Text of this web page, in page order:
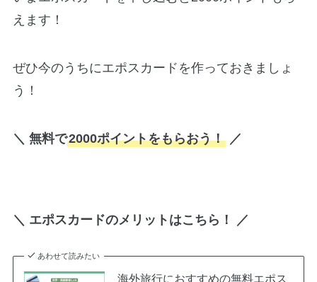
えます！
ぜひ今のうちにエポスカードを作っておきましょ
う！
＼ 無料で2000ポイントをもらおう！／
＼ エポスカードのメリットはこちら！ ／
あわせて読みたい
海外旅行におすすめの無料エポス